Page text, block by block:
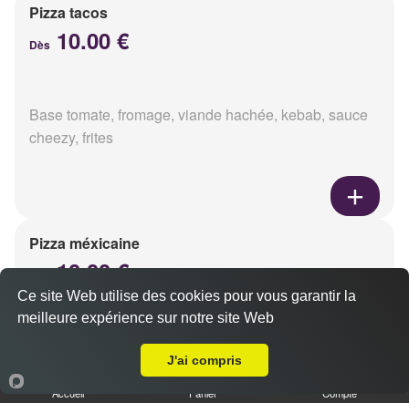
Pizza tacos
Dès 10.00 €
Base tomate, fromage, viande hachée, kebab, sauce
cheezy, frites
Pizza méxicaine
10.00 €
Base sauce barbecue, fromage, viande hachée,
Accueil Panier Compte
Ce site Web utilise des cookies pour vous garantir la
meilleure expérience sur notre site Web
J'ai compris